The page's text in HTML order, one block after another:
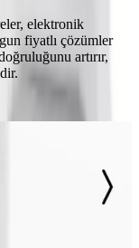
elektronik
fiyatlı çözümler
artırır,